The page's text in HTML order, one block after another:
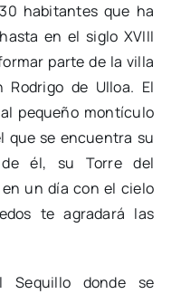
habitantes que ha
en el siglo XVIII
parte de la villa
de Ulloa. El
pequeño montículo
que se encuentra su
él, su Torre del
un día con el cielo
te agradará las
Sequillo donde se